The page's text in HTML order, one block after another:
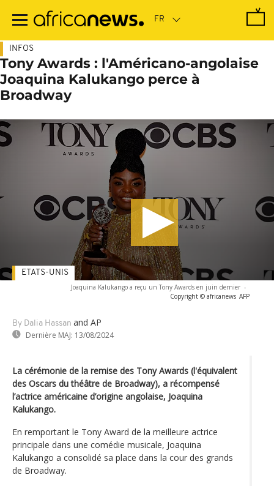
contenu
INFOS
Tony Awards : l'Américano-angolaise
Joaquina Kalukango perce à
Broadway
Joaquina Kalukango a reçu un Tony Awards en juin dernier -
Copyright © africanews AFP
By Dalia Hassan and AP
Dernière MAJ: 13/08/2024
ETATS-UNIS
La cérémonie de la remise des Tony Awards (l'équivalent
des Oscars du théâtre de Broadway), a récompensé
l’actrice américaine d’origine angolaise, Joaquina
Kalukango.
En remportant le Tony Award de la meilleure actrice
principale dans une comédie musicale, Joaquina
Kalukango a consolidé sa place dans la cour des grands
de Broadway.